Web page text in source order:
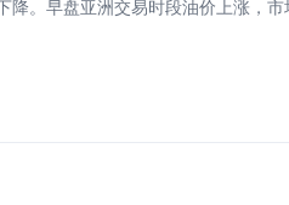
。早盘亚洲交易时段油价上涨，市